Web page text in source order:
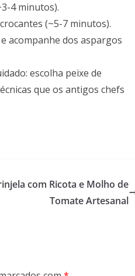
4 minutos).
(~5-7 minutos).
acompanhe dos aspargos
escolha peixe de
que os antigos chefs
com Ricota e Molho de
Tomate Artesanal